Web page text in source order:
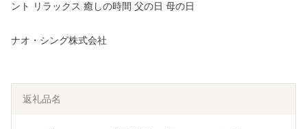
ント リラックス 癒しの時間 父の日 母の日
ナオ・シング株式会社
返礼品名